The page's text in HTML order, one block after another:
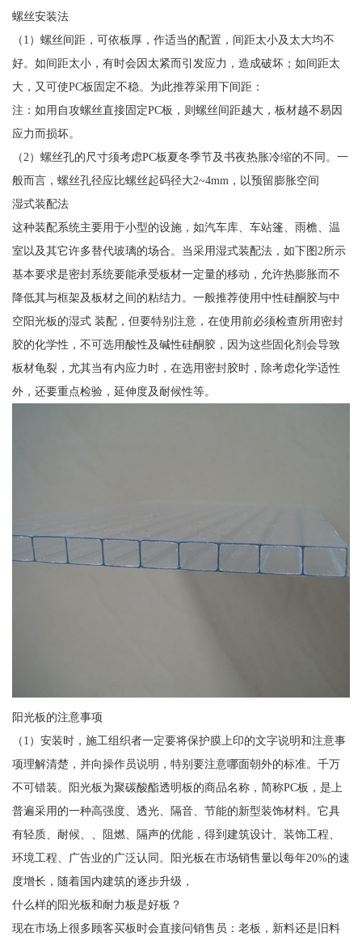
螺丝安装法
（1）螺丝间距，可依板厚，作适当的配置，间距太小及太大均不
好。如间距太小，有时会因太紧而引发应力，造成破坏；如间距太
大，又可使PC板固定不稳。为此推荐采用下间距：
注：如用自攻螺丝直接固定PC板，则螺丝间距越大，板材越不易因
应力而损坏。
（2）螺丝孔的尺寸须考虑PC板夏冬季节及书夜热胀冷缩的不同。一
般而言，螺丝孔径应比螺丝起码径大2~4mm，以预留膨胀空间
湿式装配法
这种装配系统主要用于小型的设施，如汽车库、车站篷、雨檐、温
室以及其它许多替代玻璃的场合。当采用湿式装配法，如下图2所示
基本要求是密封系统要能承受板材一定量的移动，允许热膨胀而不
降低其与框架及板材之间的粘结力。一般推荐使用中性硅酮胶与中
空阳光板的湿式 装配，但要特别注意，在使用前必须检查所用密封
胶的化学性，不可选用酸性及碱性硅酮胶，因为这些固化剂会导致
板材龟裂，尤其当有内应力时，在选用密封胶时，除考虑化学适性
外，还要重点检验，延伸度及耐候性等。
阳光板的注意事项
（1）安装时，施工组织者一定要将保护膜上印的文字说明和注意事
项理解清楚，并向操作员说明，特别要注意哪面朝外的标准。千万
不可错装。阳光板为聚碳酸酯透明板的商品名称，简称PC板，是上
普遍采用的一种高强度、透光、隔音、节能的新型装饰材料。它具
有轻质、耐候、、阻燃、隔声的优能，得到建筑设计、装饰工程、
环境工程、广告业的广泛认同。阳光板在市场销售量以每年20%的速
度增长，随着国内建筑的逐步升级，
什么样的阳光板和耐力板是好板？
现在市场上很多顾客买板时会直接问销售员：老板，新料还是旧料